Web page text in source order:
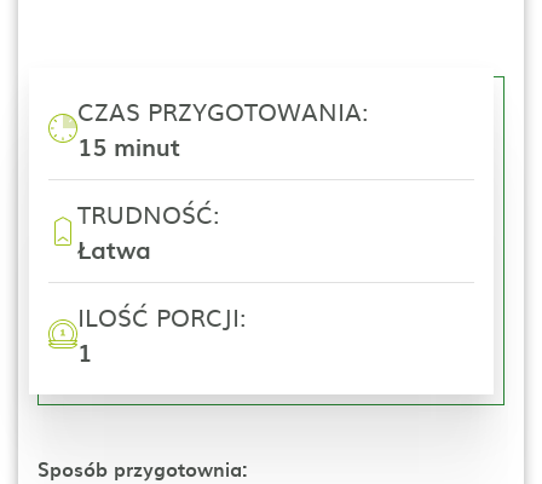
CZAS PRZYGOTOWANIA:
15 minut
TRUDNOŚĆ:
Łatwa
ILOŚĆ PORCJI:
1
Sposób przygotownia: